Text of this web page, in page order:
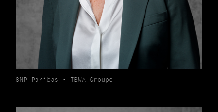
BNP Paribas - TBWA Groupe